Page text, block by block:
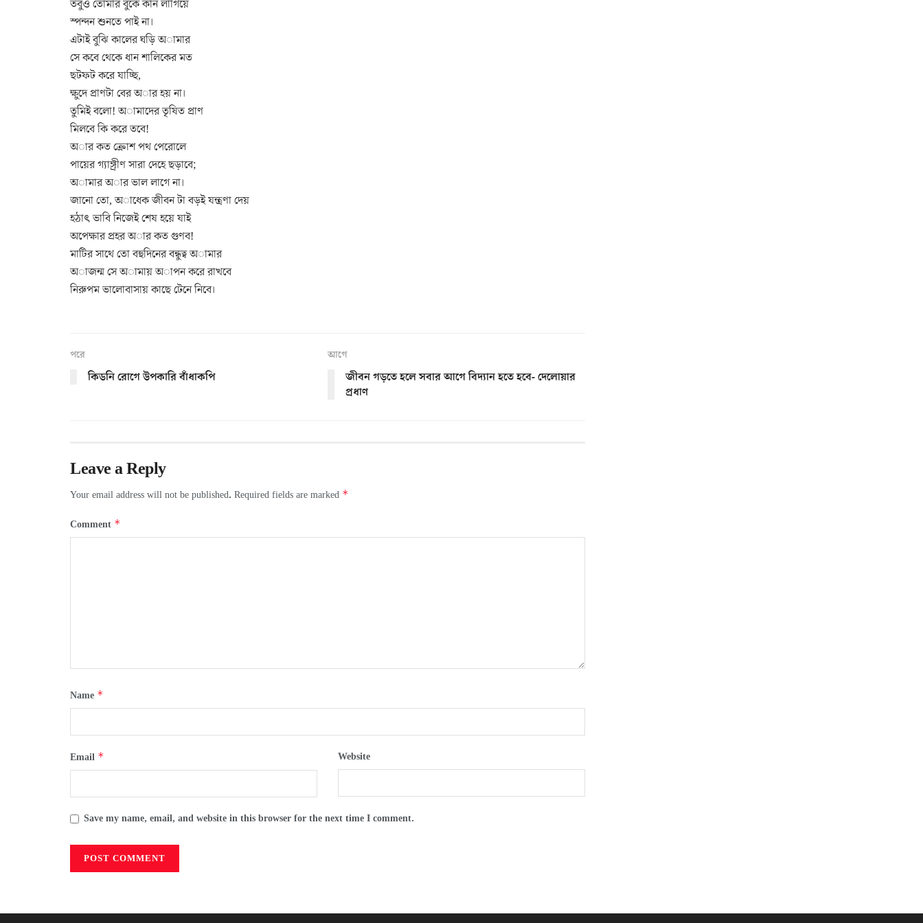
তবুও তোমার বুকে কান লাগিয়ে
স্পন্দন শুনতে পাই না।
এটাই বুঝি কালের ঘড়ি অামার
সে কবে থেকে ধান শালিকের মত
ছটফট করে যাচ্ছি,
ক্ষুদে প্রাণটা বের অার হয় না।
তুমিই বলো! অামাদের তৃষিত প্রাণ
মিলবে কি করে তবে!
অার কত ক্রোশ পথ পেরোলে
পায়ের গ্যাঙ্গ্রীণ সারা দেহে ছড়াবে;
অামার অার ভাল লাগে না।
জানো তো, অাধেক জীবন টা বড়ই যন্ত্রণা দেয়
হঠাৎ ভাবি নিজেই শেষ হয়ে যাই
অপেক্ষার প্রহর অার কত গুণব!
মাটির সাথে তো বহুদিনের বন্ধুত্ব অামার
অাজন্ম সে অামায় অাপন করে রাখবে
নিরুপম ভালোবাসায় কাছে টেনে নিবে।
পরে
কিডনি রোগে উপকারি বাঁধাকপি
আগে
জীবন গড়তে হলে সবার আগে বিদ্যান হতে হবে- দেলোয়ার
প্রধাণ
Leave a Reply
Your email address will not be published. Required fields are marked *
Comment *
Name *
Email * Website
Save my name, email, and website in this browser for the next time I comment.